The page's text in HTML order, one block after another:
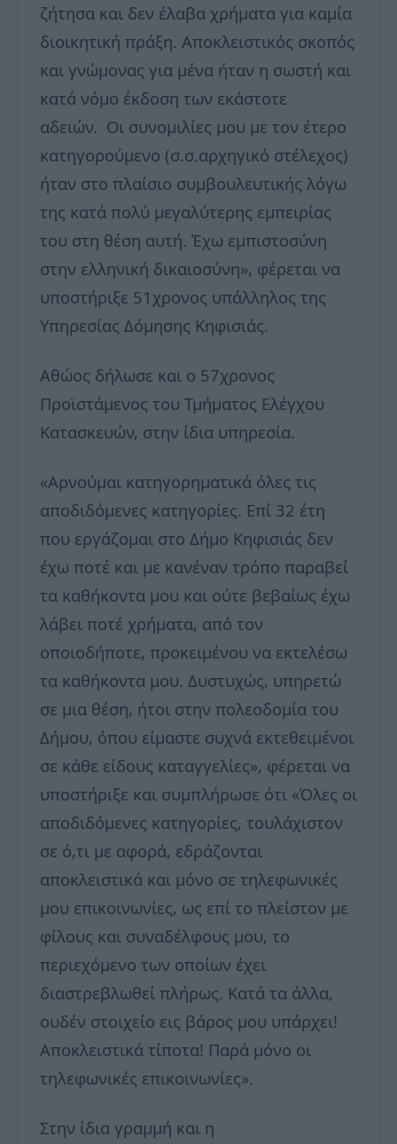
ζήτησα και δεν έλαβα χρήματα για καμία
διοικητική πράξη. Αποκλειστικός σκοπός
και γνώμονας για μένα ήταν η σωστή και
κατά νόμο έκδοση των εκάστοτε
αδειών. Οι συνομιλίες μου με τον έτερο
κατηγορούμενο (σ.σ.αρχηγικό στέλεχος)
ήταν στο πλαίσιο συμβουλευτικής λόγω
της κατά πολύ μεγαλύτερης εμπειρίας
του στη θέση αυτή. Έχω εμπιστοσύνη
στην ελληνική δικαιοσύνη», φέρεται να
υποστήριξε 51χρονος υπάλληλος της
Υπηρεσίας Δόμησης Κηφισιάς.
Αθώος δήλωσε και ο 57χρονος
Προϊστάμενος του Τμήματος Ελέγχου
Κατασκευών, στην ίδια υπηρεσία.
«Αρνούμαι κατηγορηματικά όλες τις
αποδιδόμενες κατηγορίες. Επί 32 έτη
που εργάζομαι στο Δήμο Κηφισιάς δεν
έχω ποτέ και με κανέναν τρόπο παραβεί
τα καθήκοντα μου και ούτε βεβαίως έχω
λάβει ποτέ χρήματα, από τον
οποιοδήποτε, προκειμένου να εκτελέσω
τα καθήκοντα μου. Δυστυχώς, υπηρετώ
σε μια θέση, ήτοι στην πολεοδομία του
Δήμου, όπου είμαστε συχνά εκτεθειμένοι
σε κάθε είδους καταγγελίες», φέρεται να
υποστήριξε και συμπλήρωσε ότι «Όλες οι
αποδιδόμενες κατηγορίες, τουλάχιστον
σε ό,τι με αφορά, εδράζονται
αποκλειστικά και μόνο σε τηλεφωνικές
μου επικοινωνίες, ως επί το πλείστον με
φίλους και συναδέλφους μου, το
περιεχόμενο των οποίων έχει
διαστρεβλωθεί πλήρως. Κατά τα άλλα,
ουδέν στοιχείο εις βάρος μου υπάρχει!
Αποκλειστικά τίποτα! Παρά μόνο οι
τηλεφωνικές επικοινωνίες».
Στην ίδια γραμμή και η